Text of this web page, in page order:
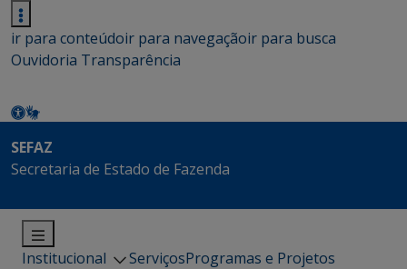
ir para conteúdoir para navegaçãoir para busca
Ouvidoria Transparência
SEFAZ
Secretaria de Estado de Fazenda
Institucional ServiçosProgramas e Projetos